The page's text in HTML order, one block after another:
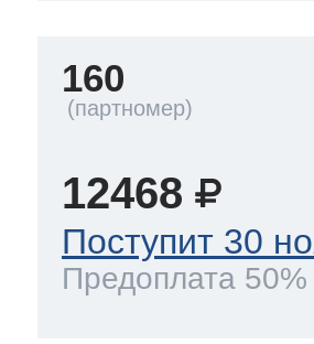
160
12468
Поступит 30
Предоплата 50%